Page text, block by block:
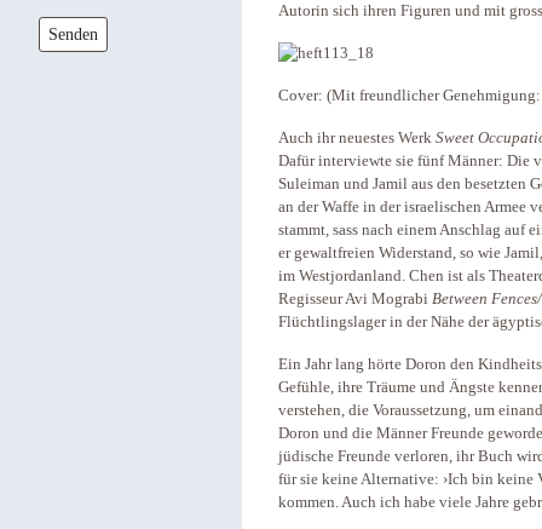
Senden
Autorin sich ihren Figuren und mit
Cover: (Mit freundlicher
Auch ihr neuestes Werk Sweet
Dafür interviewte sie fünf Männer: Die
Suleiman und Jamil aus den besetzten
an der Waffe in der israelischen Armee
stammt, sass nach einem Anschlag auf
er gewaltfreien Widerstand, so wie
im Westjordanland. Chen ist als
Regisseur Avi Mograbi Between
Flüchtlingslager in der Nähe der
Ein Jahr lang hörte Doron den
Gefühle, ihre Träume und Ängste
verstehen, die Voraussetzung, um
Doron und die Männer Freunde
jüdische Freunde verloren, ihr Buch
für sie keine Alternative: ›Ich bin keine
kommen. Auch ich habe viele Jahre